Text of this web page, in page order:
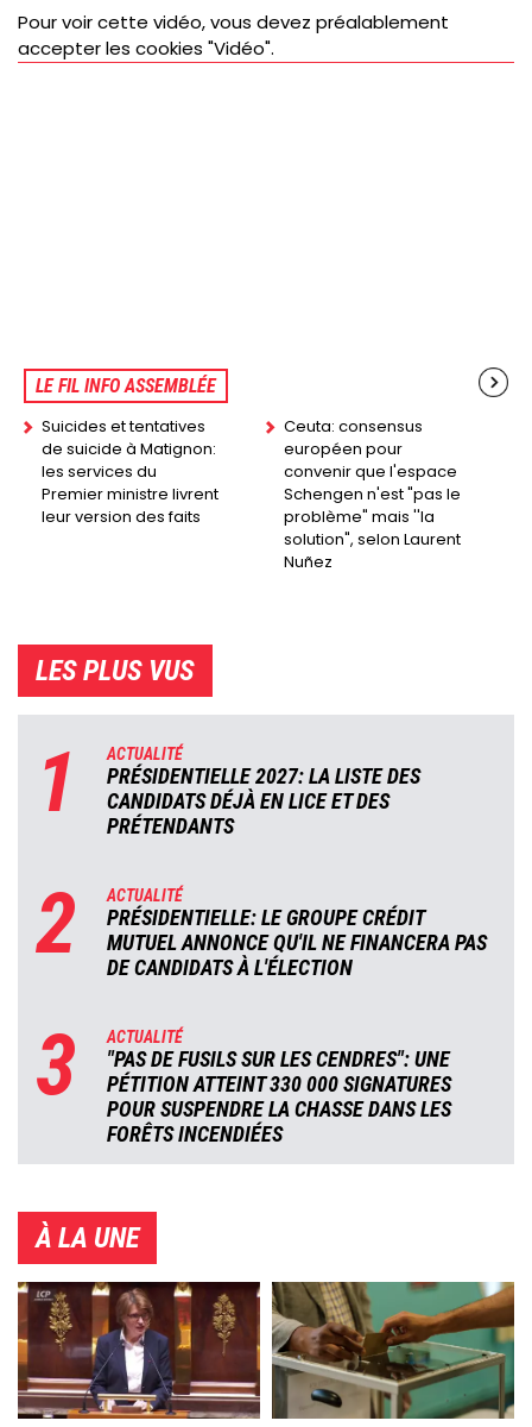
Pour voir cette vidéo, vous devez préalablement
accepter les cookies "Vidéo".
LE FIL INFO ASSEMBLÉE
Suicides et tentatives
de suicide à Matignon:
les services du
Premier ministre livrent
leur version des faits
Ceuta: consensus
européen pour
convenir que l'espace
Schengen n'est "pas le
problème" mais ''la
solution", selon Laurent
Nuñez
LES PLUS VUS
1 ACTUALITÉ
PRÉSIDENTIELLE 2027: LA LISTE DES
CANDIDATS DÉJÀ EN LICE ET DES
PRÉTENDANTS
2 ACTUALITÉ
PRÉSIDENTIELLE: LE GROUPE CRÉDIT
MUTUEL ANNONCE QU'IL NE FINANCERA PAS
DE CANDIDATS À L'ÉLECTION
3 ACTUALITÉ
"PAS DE FUSILS SUR LES CENDRES": UNE
PÉTITION ATTEINT 330 000 SIGNATURES
POUR SUSPENDRE LA CHASSE DANS LES
FORÊTS INCENDIÉES
À LA UNE
Image Image